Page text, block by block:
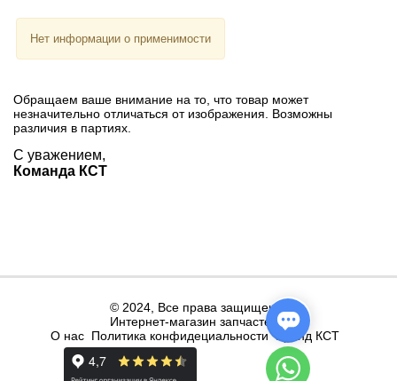
Нет информации о применимости
Обращаем ваше внимание на то, что товар может
незначительно отличаться от изображения. Возможны
различия в партиях.
С уважением,
Команда КСТ
© 2024, Все права защищены.
Интернет-магазин запчастей.
О нас Политика конфидециальности Бренд КСТ